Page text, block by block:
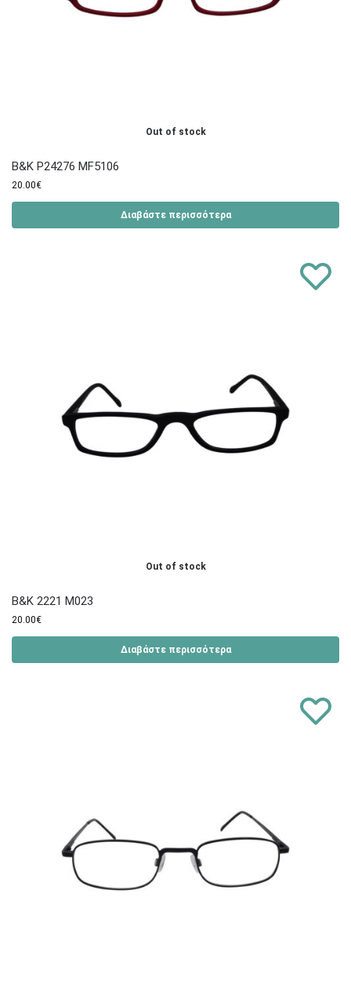
Out of stock
B&K P24276 MF5106
20.00€
Διαβάστε περισσότερα
Out of stock
B&K 2221 M023
20.00€
Διαβάστε περισσότερα